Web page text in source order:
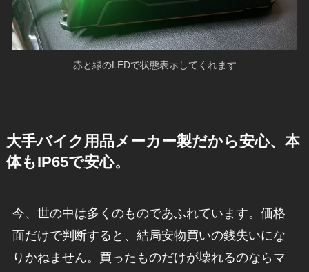
赤と緑のLEDで状態表示してくれます
大手バイク用品メーカー製だから安心、本
体もIP65で安心。
今、世の中は多くのものであふれています。価格
面だけで判断すると、結局安物買いの銭失いにな
りかねません。買ったものだけが壊れるのならマ